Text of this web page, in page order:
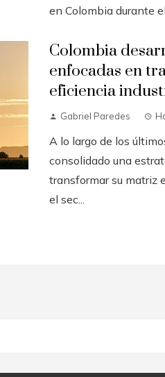
en Colombia durante
Colombia
enfocadas en
eficiencia
Gabriel Paredes
A lo largo de los
consolidado una
transformar su matriz
el sec...